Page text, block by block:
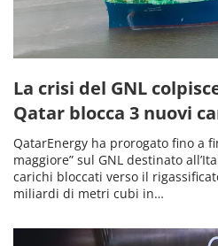
La crisi del GNL
Qatar blocca 3 nuovi
QatarEnergy ha prorogato fino a
maggiore” sul GNL destinato
carichi bloccati verso il
miliardi di metri cubi in…